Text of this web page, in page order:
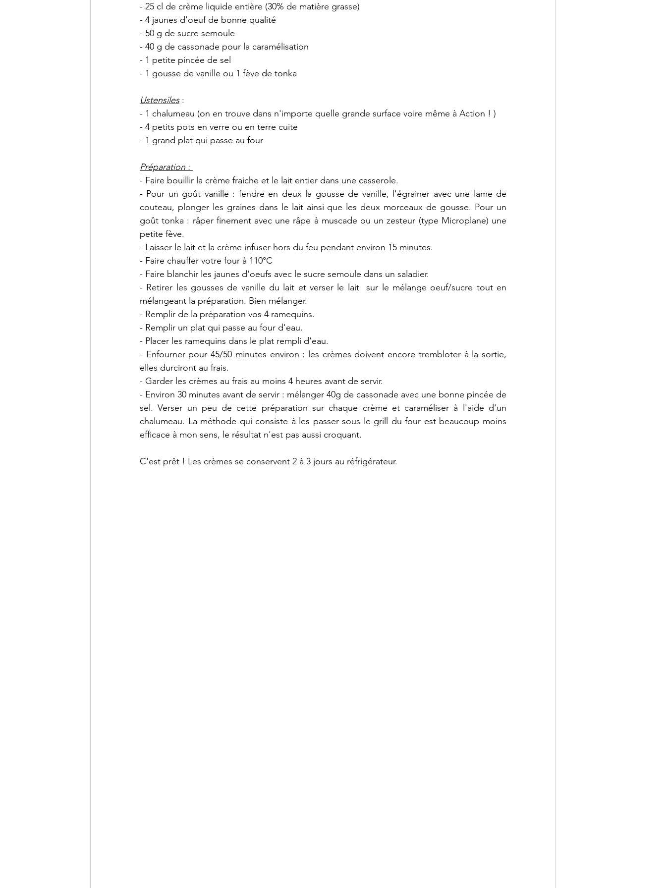
- 25 cl de crème liquide entière (30% de matière grasse)
- 4 jaunes d'oeuf de bonne qualité
- 50 g de sucre semoule
- 40 g de cassonade pour la caramélisation
- 1 petite pincée de sel
- 1 gousse de vanille ou 1 fève de tonka
Ustensiles :
- 1 chalumeau (on en trouve dans n'importe quelle grande surface voire même à Action ! )
- 4 petits pots en verre ou en terre cuite
- 1 grand plat qui passe au four
Préparation :
- Faire bouillir la crème fraiche et le lait entier dans une casserole.
- Pour un goût vanille : fendre en deux la gousse de vanille, l'égrainer avec une lame de
couteau, plonger les graines dans le lait ainsi que les deux morceaux de gousse. Pour un
goût tonka : râper finement avec une râpe à muscade ou un zesteur (type Microplane) une
petite fève.
- Laisser le lait et la crème infuser hors du feu pendant environ 15 minutes.
- Faire chauffer votre four à 110°C
- Faire blanchir les jaunes d'oeufs avec le sucre semoule dans un saladier.
- Retirer les gousses de vanille du lait et verser le lait  sur le mélange oeuf/sucre tout en
mélangeant la préparation. Bien mélanger.
- Remplir de la préparation vos 4 ramequins.
- Remplir un plat qui passe au four d'eau.
- Placer les ramequins dans le plat rempli d'eau.
- Enfourner pour 45/50 minutes environ : les crèmes doivent encore trembloter à la sortie,
elles durciront au frais.
- Garder les crèmes au frais au moins 4 heures avant de servir.
- Environ 30 minutes avant de servir : mélanger 40g de cassonade avec une bonne pincée de
sel. Verser un peu de cette préparation sur chaque crème et caraméliser à l'aide d'un
chalumeau. La méthode qui consiste à les passer sous le grill du four est beaucoup moins
efficace à mon sens, le résultat n'est pas aussi croquant.
C'est prêt ! Les crèmes se conservent 2 à 3 jours au réfrigérateur.